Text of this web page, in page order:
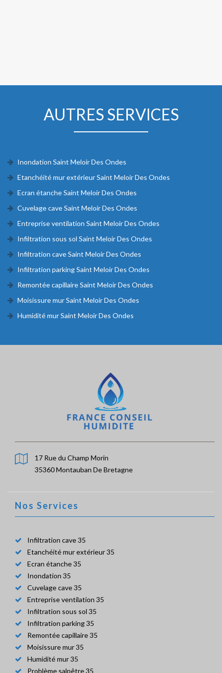
AUTRES SERVICES
Inondation Saint Meloir Des Ondes
Etanchéité mur extérieur Saint Meloir Des Ondes
Ecran étanche Saint Meloir Des Ondes
Cuvelage cave Saint Meloir Des Ondes
Entreprise ventilation Saint Meloir Des Ondes
Infiltration sous sol Saint Meloir Des Ondes
Infiltration cave Saint Meloir Des Ondes
Infiltration parking Saint Meloir Des Ondes
Remontée capillaire Saint Meloir Des Ondes
Moisissure mur Saint Meloir Des Ondes
Humidité mur Saint Meloir Des Ondes
17 Rue du Champ Morin
35360 Montauban De Bretagne
Nos Services
Infiltration cave 35
Etanchéité mur extérieur 35
Ecran étanche 35
Inondation 35
Cuvelage cave 35
Entreprise ventilation 35
Infiltration sous sol 35
Infiltration parking 35
Remontée capillaire 35
Moisissure mur 35
Humidité mur 35
Problème salpêtre 35